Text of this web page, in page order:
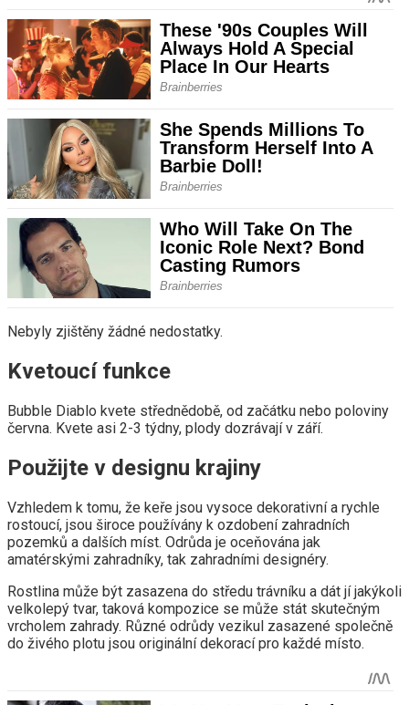
Nebyly zjištěny žádné nedostatky.
Kvetoucí funkce
Bubble Diablo kvete střednědobě, od začátku nebo poloviny
června. Kvete asi 2-3 týdny, plody dozrávají v září.
Použijte v designu krajiny
Vzhledem k tomu, že keře jsou vysoce dekorativní a rychle
rostoucí, jsou široce používány k ozdobení zahradních
pozemků a dalších míst. Odrůda je oceňována jak
amatérskými zahradníky, tak zahradními designéry.
Rostlina může být zasazena do středu trávníku a dát jí jakýkoli
velkolepý tvar, taková kompozice se může stát skutečným
vrcholem zahrady. Různé odrůdy vezikul zasazené společně
do živého plotu jsou originální dekorací pro každé místo.